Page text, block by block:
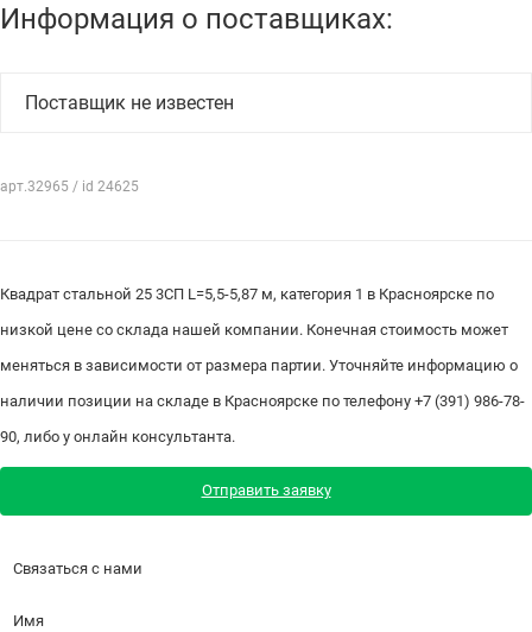
Информация о поставщиках:
Поставщик не известен
арт.32965 / id 24625
Квадрат стальной 25 3СП L=5,5-5,87 м, категория 1 в Красноярске по
низкой цене со склада нашей компании. Конечная стоимость может
меняться в зависимости от размера партии. Уточняйте информацию о
наличии позиции на складе в Красноярске по телефону +7 (391) 986-78-
90, либо у онлайн консультанта.
Отправить заявку
Связаться с нами
Имя